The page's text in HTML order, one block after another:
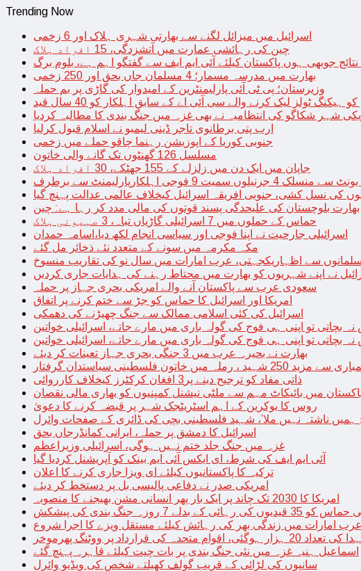
Trending Now
اسرائیل میں میزائل لگنے سے بھارتی شہری ہلاک اور 6 زخمی
چین کی رہائشی عمارت میں آتشزدگی، 15 افراد ہلاک
نتائج جوبھی ہوں پاکستان کیلئے آئی ایم ایف سے گفتگو اہم ہے، بلوم برگ
بھارت میں مدرسہ مسمار؛ 4 مسلمان جاں بحق اور 250 زخمی
وزیرستان؛ پی ٹی آئی پارلیمنٹرین کے امیدوار کی گاڑی پر بم حملہ
ٹولز لیک کرنے والے سی آئی اے کے سابق اہلکار کو 40 سال قید
شہر شکاگو کی انتظامیہ نے بھی غزہ میں جنگ بندی کا مطالبہ کردیا
ارب پتی برطانوی تاجر ڈینی لیمبو نے اسلام قبول کرلیا
جنوبی کوریا کے اپوزیشن رہنما چاقو حملے میں زخمی
مسلسل 126 گھنٹوں تک گانے والی خاتون
جاپان میں ایک دن میں زلزلے کے 155 جھٹکے، 30 افراد ہلاک
سمیت 9 فوجی اہلکارپارلیمنٹ سے برطرف
کی نسل کشی، جنوبی افریقہ اسرائیل کیخلاف عالمی عدالت پہنچ گیا
بھارت بلوچستان کی علیحدگی پسند قوتوں کی مالی مدد کر رہا ہے: چین
حماس کے حملوں میں 7 اسرائیلی گاڑیاں تباہ، 3 صہیونی ہلاک
اسرائیلی جارحیت نے اپنا فوجی اور سیاسی انجام لکھ دیا،اسامہ حمدان
مکہ مکرمہ میں سونے کے متعدد نئے ذخائر مل گئے
سے اظہاریکجہتی، عرب امارات میں سال نو کی تقاریب منسوخ
نے اپنے شہریوں کو بھارت میں محتاط رہنے کی ہدایات جاری کردیں
سعودی عرب سے پاکستان آنے والے امریکی بحری جہاز پر حملہ
امریکا اور اسرائیل کا حماس کو جڑ سے ختم کرنے پر اتفاق
اسرائیل کی کئی اسلامی ممالک سے جنگ چھیڑنے کی دھمکی
بچاتی تو اپنی ہی فوج کی گولہ باری میں مارے جاتے، اسرائیلی خواتین
بچاتی تو اپنی ہی فوج کی گولہ باری میں مارے جاتے، اسرائیلی خواتین
بھارت نے بحیرہ عرب میں 3 جنگی بحری جہاز تعینات کر دیئے
، رملہ میں خاتون فلسطینی سیاستدان گرفتار
ذاتی مفاد کو ترجیح دینے پر3 افغان کرکٹرز کیخلاف کارروائی
میں بائیکاٹ مہم سے ملٹی نیشنل کمپنیوں کو بھاری مالی نقصان
روس کا یوکرین کے اہم اسٹریٹجک شہر پر قبضہ کرنے کا دعویٰ
ہمیں ناشتہ نہیں ملا’، شہید فلسطینی بچی کی ڈائری کے صفحات وائرل
اسرائیل کا دمشق پر حملہ، ایرانی کمانڈرجاں بحق
غزہ میں جنگ جلد ختم نہیں ہوگی، اسرائیلی وزیراعظم
آئی ایم ایف کی شرط، ای ایکس آئی ایم بینک کو آپریشنل کردیا گیا
ترکیہ کا پاکستانیوں کیلئے ای ویزا جاری کرنے کا اعلان
امریکی صدر نے دفاعی پالیسی بل پر دستخط کر دیئے
امریکا کا 2030 تک چاند پر ایک بار پھر انسانی مشن بھیجنے کا منصوبہ
کے بدلے 7 روزہ جنگ بندی کی پیشکش
عرب امارات میں زندگی بھر کی رہائش کیلئے مستقل ویزے کا اجرا شروع
اقوام متحدہ کی قرارداد پر ووٹنگ پھرموخر
اسماعیل ہنیہ غزہ میں نئی جنگ بندی پر بات چیت کیلئے قاہرہ پہنچ گئے
سانپوں کی لڑائی کے قریب گولف کھیلتے شخص کی ویڈیو وائرل